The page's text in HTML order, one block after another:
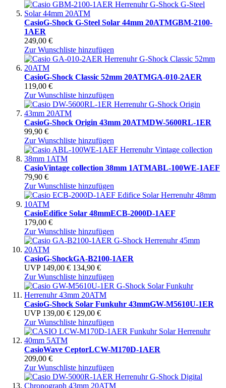
CasioG-Shock G-Steel Solar 44mm 20ATMGBM-2100-
1AER
249,00 €
Zur Wunschliste hinzufügen
CasioG-Shock Classic 52mm 20ATMGA-010-2AER
119,00 €
Zur Wunschliste hinzufügen
CasioG-Shock Origin 43mm 20ATMDW-5600RL-1ER
99,90 €
Zur Wunschliste hinzufügen
CasioVintage collection 38mm 1ATMABL-100WE-1AEF
79,90 €
Zur Wunschliste hinzufügen
CasioEdifice Solar 48mmECB-2000D-1AEF
179,00 €
Zur Wunschliste hinzufügen
CasioG-ShockGA-B2100-1AER
UVP 149,00 € 134,90 €
Zur Wunschliste hinzufügen
CasioG-Shock Solar Funkuhr 43mmGW-M5610U-1ER
UVP 139,00 € 129,00 €
Zur Wunschliste hinzufügen
CasioWave CeptorLCW-M170D-1AER
209,00 €
Zur Wunschliste hinzufügen